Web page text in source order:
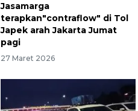
Jasamarga
terapkan"contraflow" di Tol
Japek arah Jakarta Jumat
pagi
27 Maret 2026